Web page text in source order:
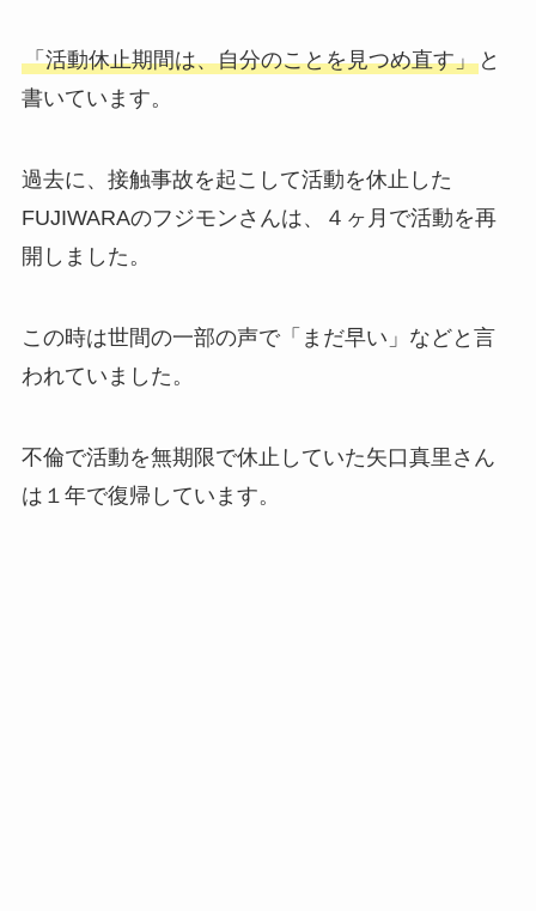
「活動休止期間は、自分のことを見つめ直す」と
書いています。
過去に、接触事故を起こして活動を休止した
FUJIWARAのフジモンさんは、４ヶ月で活動を再
開しました。
この時は世間の一部の声で「まだ早い」などと言
われていました。
不倫で活動を無期限で休止していた矢口真里さん
は１年で復帰しています。